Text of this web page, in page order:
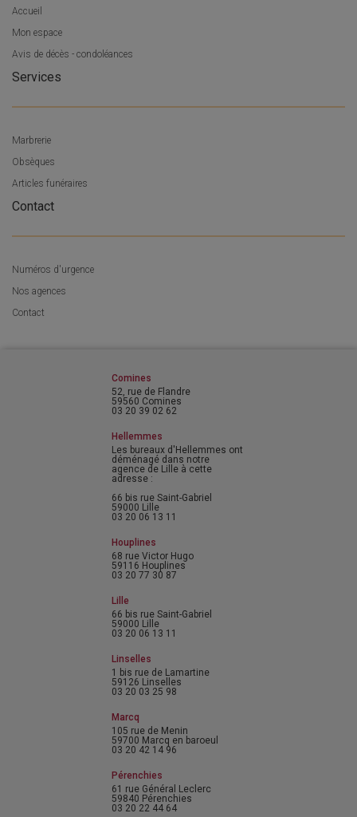
Accueil
Mon espace
Avis de décès - condoléances
Services
Marbrerie
Obsèques
Articles funéraires
Contact
Numéros d'urgence
Nos agences
Contact
Comines
52, rue de Flandre
59560 Comines
03 20 39 02 62
Hellemmes
Les bureaux d'Hellemmes ont
déménagé dans notre
agence de Lille à cette
adresse :
66 bis rue Saint-Gabriel
59000 Lille
03 20 06 13 11
Houplines
68 rue Victor Hugo
59116 Houplines
03 20 77 30 87
Lille
66 bis rue Saint-Gabriel
59000 Lille
03 20 06 13 11
Linselles
1 bis rue de Lamartine
59126 Linselles
03 20 03 25 98
Marcq
105 rue de Menin
59700 Marcq en baroeul
03 20 42 14 96
Pérenchies
61 rue Général Leclerc
59840 Pérenchies
03 20 22 44 64